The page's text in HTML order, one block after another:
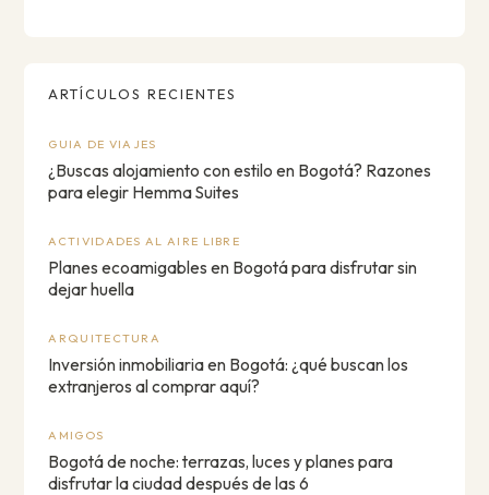
ARTÍCULOS RECIENTES
GUIA DE VIAJES
¿Buscas alojamiento con estilo en Bogotá? Razones
para elegir Hemma Suites
ACTIVIDADES AL AIRE LIBRE
Planes ecoamigables en Bogotá para disfrutar sin
dejar huella
ARQUITECTURA
Inversión inmobiliaria en Bogotá: ¿qué buscan los
extranjeros al comprar aquí?
AMIGOS
Bogotá de noche: terrazas, luces y planes para
disfrutar la ciudad después de las 6